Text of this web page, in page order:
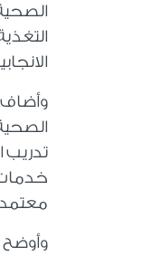
وأضاف
تدريب
خدمات
وأوضح